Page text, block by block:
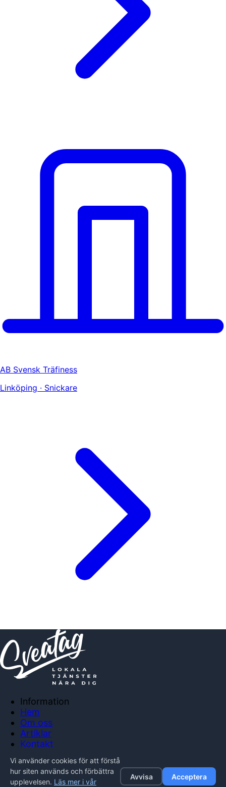
AB Svensk Träfiness
Linköping · Snickare
Information
Hem
Om oss
Artiklar
Kontakt
Integritetspolicy
Vi använder cookies för att förstå
hur siten används och förbättra
upplevelsen. Läs mer i vår
Avvisa Acceptera